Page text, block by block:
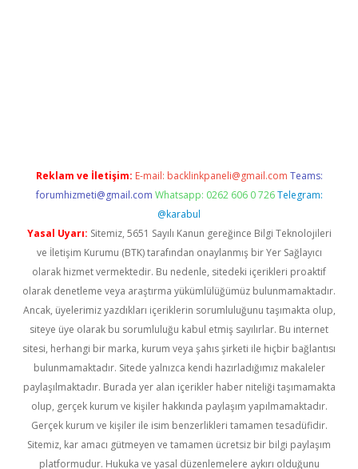
Reklam ve İletişim: E-mail: backlinkpaneli@gmail.com Teams:
forumhizmeti@gmail.com Whatsapp: 0262 606 0 726 Telegram:
@karabul
Yasal Uyarı: Sitemiz, 5651 Sayılı Kanun gereğince Bilgi Teknolojileri
ve İletişim Kurumu (BTK) tarafından onaylanmış bir Yer Sağlayıcı
olarak hizmet vermektedir. Bu nedenle, sitedeki içerikleri proaktif
olarak denetleme veya araştırma yükümlülüğümüz bulunmamaktadır.
Ancak, üyelerimiz yazdıkları içeriklerin sorumluluğunu taşımakta olup,
siteye üye olarak bu sorumluluğu kabul etmiş sayılırlar. Bu internet
sitesi, herhangi bir marka, kurum veya şahıs şirketi ile hiçbir bağlantısı
bulunmamaktadır. Sitede yalnızca kendi hazırladığımız makaleler
paylaşılmaktadır. Burada yer alan içerikler haber niteliği taşımamakta
olup, gerçek kurum ve kişiler hakkında paylaşım yapılmamaktadır.
Gerçek kurum ve kişiler ile isim benzerlikleri tamamen tesadüfidir.
Sitemiz, kar amacı gütmeyen ve tamamen ücretsiz bir bilgi paylaşım
platformudur. Hukuka ve yasal düzenlemelere aykırı olduğunu